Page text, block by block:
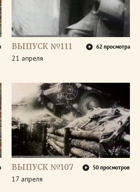
ВЫПУСК №111 62 просмотра
21 апреля
ВЫПУСК №107 50 просмотров
17 апреля